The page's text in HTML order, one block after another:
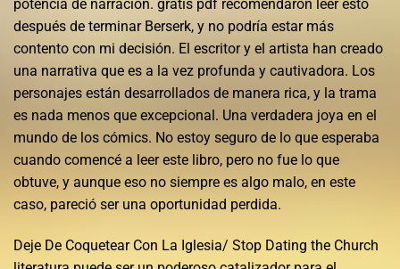
potencia de narración. gratis pdf recomendaron leer esto
después de terminar Berserk, y no podría estar más
contento con mi decisión. El escritor y el artista han creado
una narrativa que es a la vez profunda y cautivadora. Los
personajes están desarrollados de manera rica, y la trama
es nada menos que excepcional. Una verdadera joya en el
mundo de los cómics. No estoy seguro de lo que esperaba
cuando comencé a leer este libro, pero no fue lo que
obtuve, y aunque eso no siempre es algo malo, en este
caso, pareció ser una oportunidad perdida.
Deje De Coquetear Con La Iglesia/ Stop Dating the Church